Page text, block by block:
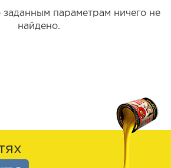
параметрам ничего не
найдено.